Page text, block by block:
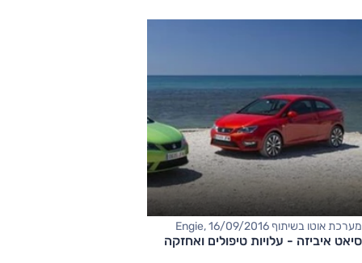
מערכת אוטו בשיתוף Engie, 16/09/2016
סיאט איביזה - עלויות טיפולים ואחזקה